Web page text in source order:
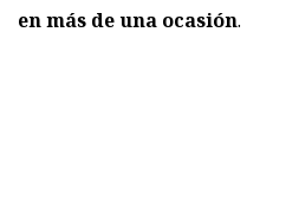
en más de una ocasión.